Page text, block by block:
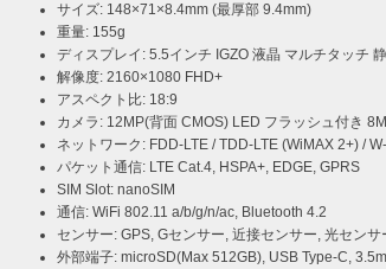
サイズ: 148×71×8.4mm (最厚部 9.4mm)
重量: 155g
ディスプレイ: 5.5インチ IGZO 液晶 マルチタッチ
解像度: 2160×1080 FHD+
アスペクト比: 18:9
カメラ: 12MP(背面 CMOS) LED フラッシュ付き
ネットワーク: FDD-LTE / TDD-LTE (WiMAX 2+) /
パケット通信: LTE Cat.4, HSPA+, EDGE, GPRS
SIM Slot: nanoSIM
通信: WiFi 802.11 a/b/g/n/ac, Bluetooth 4.2
センサー: GPS, Gセンサー, 近接センサー, 光セン
外部端子: microSD(Max 512GB), USB Type-C,